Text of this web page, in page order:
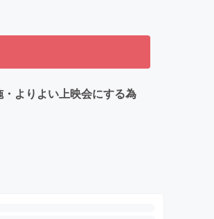
よりよい上映会にする為